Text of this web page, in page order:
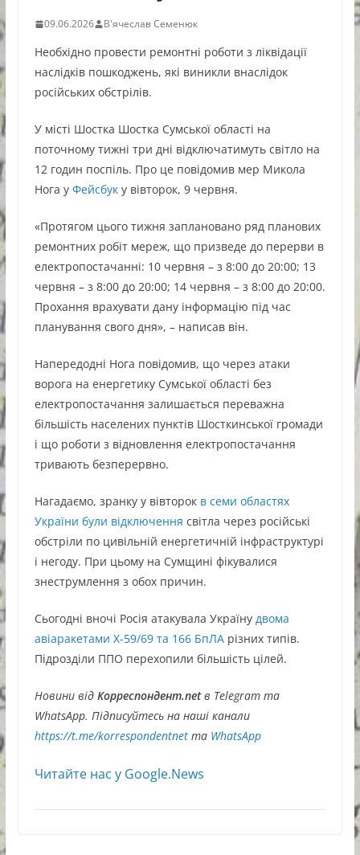
09.06.2026 В'ячеслав Семенюк
Необхідно провести ремонтні роботи з ліквідації
наслідків пошкоджень, які виникли внаслідок
російських обстрілів.
У місті Шостка Шостка Сумської області на
поточному тижні три дні відключатимуть світло на
12 годин поспіль. Про це повідомив мер Микола
Нога у Фейсбуку вівторок, 9 червня.
«Протягом цього тижня заплановано ряд планових
ремонтних робіт мереж, що призведе до перерви в
електропостачанні: 10 червня – з 8:00 до 20:00; 13
червня – з 8:00 до 20:00; 14 червня – з 8:00 до 20:00.
Прохання врахувати дану інформацію під час
планування свого дня», – написав він.
Напередодні Нога повідомив, що через атаки
ворога на енергетику Сумської області без
електропостачання залишається переважна
більшість населених пунктів Шосткинської громади
і що роботи з відновлення електропостачання
тривають безперервно.
Нагадаємо, зранку у вівторок в семи областях
України були відключення світла через російські
обстріли по цивільній енергетичній інфраструктурі
і негоду. При цьому на Сумщині фікувалися
знеструмлення з обох причин.
Сьогодні вночі Росія атакувала Україну двома
авіаракетами Х-59/69 та 166 БпЛАрізних типів.
Підрозділи ППО перехопили більшість цілей.
Новини відКорреспондент.netв Telegram та
WhatsApp. Підписуйтесь на наші канали
https://t.me/korrespondentnetта WhatsApp
Читайте нас у Google.News